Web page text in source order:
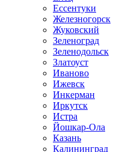
Ессентуки
Железногорск
Жуковский
Зеленоград
Зеленодольск
Златоуст
Иваново
Ижевск
Инкерман
Иркутск
Истра
Йошкар-Ола
Казань
Калининград